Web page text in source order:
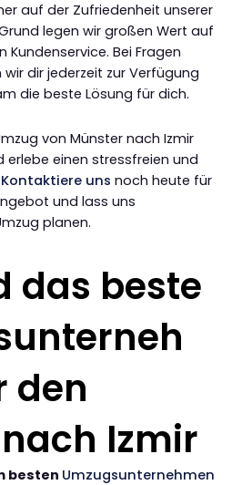
auf der Zufriedenheit unserer
legen wir großen Wert auf
Kundenservice. Bei Fragen
dir jederzeit zur Verfügung
die beste Lösung für dich.
von Münster nach Izmir
erlebe einen stressfreien und
Kontaktiere uns noch heute für
und lass uns
planen.
das beste
den
Izmir
besten Umzugsunternehmen